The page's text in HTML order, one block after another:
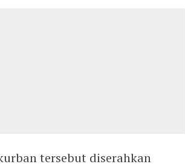
tersebut diserahkan